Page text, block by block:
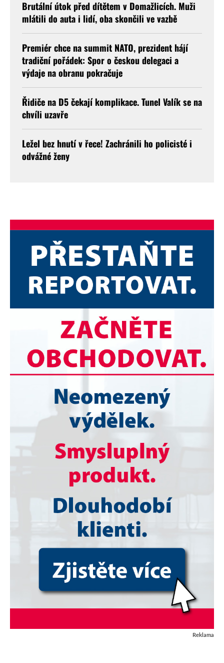
Brutální útok před dítětem v Domažlicích. Muži
mlátili do auta i lidí, oba skončili ve vazbě
Premiér chce na summit NATO, prezident hájí
tradiční pořádek: Spor o českou delegaci a
výdaje na obranu pokračuje
Řidiče na D5 čekají komplikace. Tunel Valík se na
chvíli uzavře
Ležel bez hnutí v řece! Zachránili ho policisté i
odvážné ženy
Reklama